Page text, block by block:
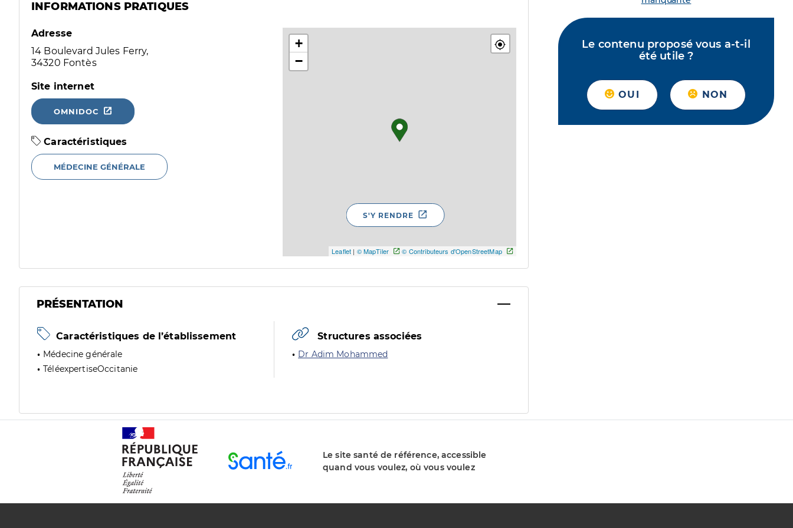
INFORMATIONS PRATIQUES
Adresse
14 Boulevard Jules Ferry,
34320 Fontès
Site internet
OMNIDOC
Caractéristiques
MÉDECINE GÉNÉRALE
+
−
Leaflet | © MapTiler © Contributeurs d'OpenStreetMap
S'Y RENDRE
PRÉSENTATION
Caractéristiques de l’établissement
Médecine générale
TéléexpertiseOccitanie
Structures associées
Dr Adim Mohammed
Le contenu proposé vous a-t-il
été utile ?
OUI NON
Le site santé de référence, accessible
quand vous voulez, où vous voulez